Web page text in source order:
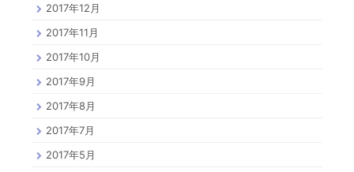
2017年12月
2017年11月
2017年10月
2017年9月
2017年8月
2017年7月
2017年5月